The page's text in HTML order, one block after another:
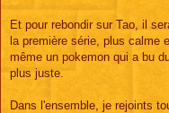
Et pour rebondir sur Tao, il
la première série, plus calme
même un pokemon qui a bu
plus juste.
Dans l'ensemble, je rejoints